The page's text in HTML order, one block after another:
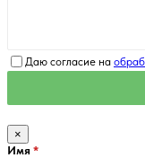
Даю согласие на
×
Имя